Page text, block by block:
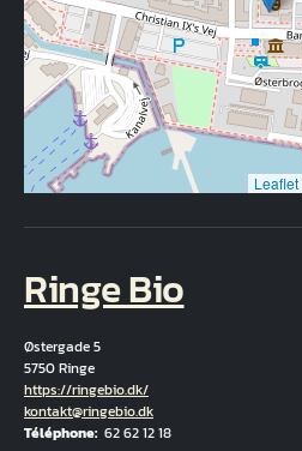
Leaflet
Ringe Bio
Østergade 5
5750 Ringe
Hjemmeside
https://ringebio.dk/
Courriel
kontakt@ringebio.dk
Téléphone 62 62 12 18